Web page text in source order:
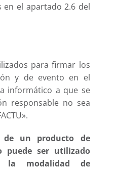
en el apartado 2.6 del
para firmar los
y de evento en el
informático a que se
responsable no sea
un producto de
puede ser utilizado
la modalidad de